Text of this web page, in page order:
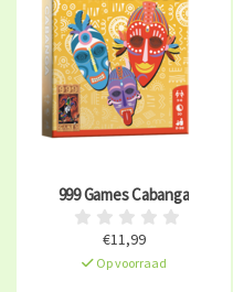
999 Games Cabanga
€11,99
Op voorraad